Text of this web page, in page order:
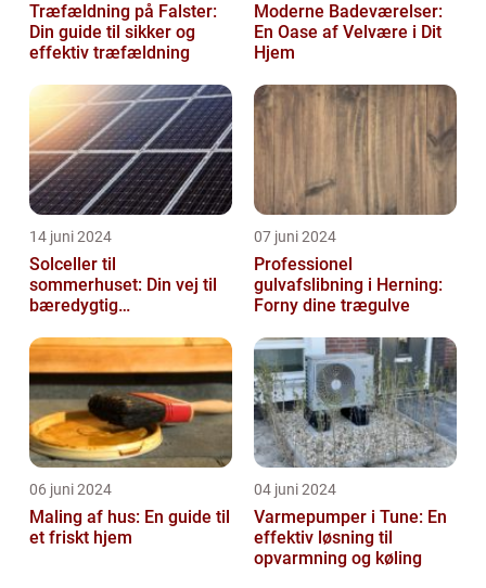
Træfældning på Falster:
Din guide til sikker og
effektiv træfældning
Moderne Badeværelser:
En Oase af Velvære i Dit
Hjem
14 juni 2024
Solceller til
sommerhuset: Din vej til
bæredygtig
07 juni 2024
Professionel
gulvafslibning i Herning:
Forny dine trægulve
06 juni 2024
Maling af hus: En guide til
et friskt hjem
04 juni 2024
Varmepumper i Tune: En
effektiv løsning til
opvarmning og køling